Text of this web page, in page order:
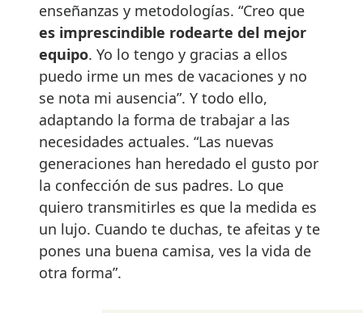
enseñanzas y metodologías. “Creo que
es imprescindible rodearte del mejor
equipo. Yo lo tengo y gracias a ellos
puedo irme un mes de vacaciones y no
se nota mi ausencia”. Y todo ello,
adaptando la forma de trabajar a las
necesidades actuales. “Las nuevas
generaciones han heredado el gusto por
la confección de sus padres. Lo que
quiero transmitirles es que la medida es
un lujo. Cuando te duchas, te afeitas y te
pones una buena camisa, ves la vida de
otra forma”.